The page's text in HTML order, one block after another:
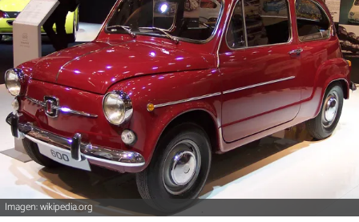
Imagen: wikipedia.org